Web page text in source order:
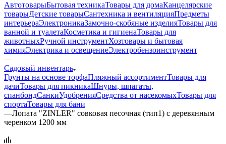
АвтотоварыБытовая техникаТовары для домаКанцелярские
товарыДетские товарыСантехника и вентиляцияПредметы
интерьераЭлектроникаЗамочно-скобяные изделияТовары для
ванной и туалетаКосметика и гигиенаТовары для
животныхРучной инструментХозтовары и бытовая
химияЭлектрика и освещениеЭлектробензоинструмент
—
Садовый инвентарь
Грунты на основе торфаПляжный ассортиментТовары для
дачиТовары для пикникаШнуры, шпагаты,
спанбондСанкиУдобренияСредства от насекомыхТовары для
спортаТовары для бани
—Лопата "ZINLER" совковая песочная (тип1) с деревянным
черенком 1200 мм